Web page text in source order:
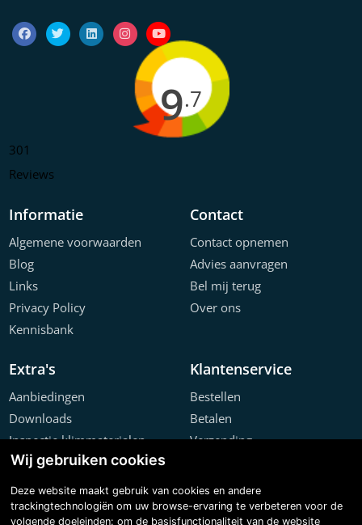
9.7
301
Reviews
Informatie
Algemene voorwaarden
Blog
Links
Privacy Policy
Kennisbank
Contact
Contact opnemen
Advies aanvragen
Bel mij terug
Over ons
Extra's
Aanbiedingen
Downloads
Inspectie klimmaterialen
Offerte configurator
Projecten
Klantenservice
Bestellen
Betalen
Verzending
Klachten
Wij gebruiken cookies
Deze website maakt gebruik van cookies en andere
trackingtechnologiën om uw browse-ervaring te verbeteren voor de
volgende doeleinden: om de basisfunctionaliteit van de website